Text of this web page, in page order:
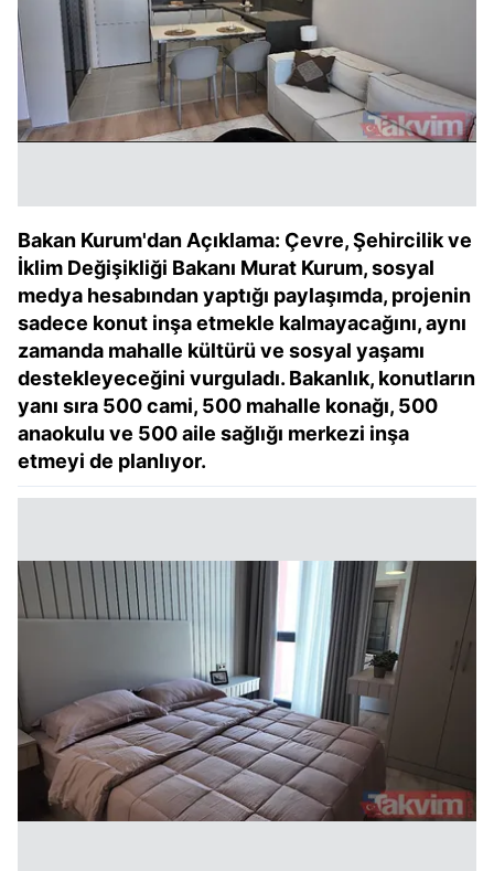
Bakan Kurum'dan Açıklama: Çevre, Şehircilik ve
İklim Değişikliği Bakanı Murat Kurum, sosyal
medya hesabından yaptığı paylaşımda, projenin
sadece konut inşa etmekle kalmayacağını, aynı
zamanda mahalle kültürü ve sosyal yaşamı
destekleyeceğini vurguladı. Bakanlık, konutların
yanı sıra 500 cami, 500 mahalle konağı, 500
anaokulu ve 500 aile sağlığı merkezi inşa
etmeyi de planlıyor.